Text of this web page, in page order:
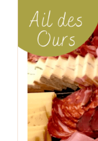
DÉTAILS